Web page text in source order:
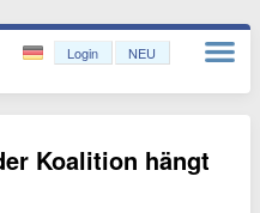
Login NEU
Koalition hängt